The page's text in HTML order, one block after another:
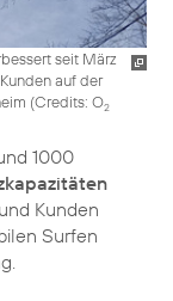
seit März
auf der
(Credits: O2
1000
Kunden
Surfen